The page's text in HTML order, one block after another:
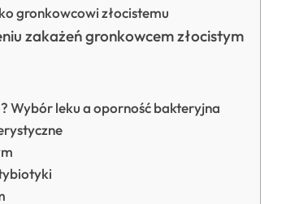
gronkowcowi złocistemu
zakażeń gronkowcem złocistym
Wybór leku a oporność bakteryjna